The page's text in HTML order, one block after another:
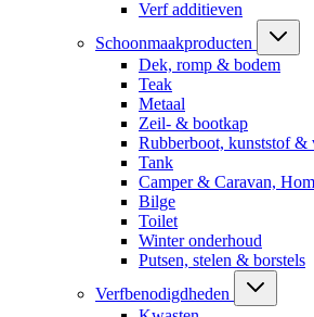
Verf additieven
Schoonmaakproducten
Dek, romp & bodem
Teak
Metaal
Zeil- & bootkap
Rubberboot, kunststof &
Tank
Camper & Caravan,
Bilge
Toilet
Winter onderhoud
Putsen, stelen & borstels
Verfbenodigdheden